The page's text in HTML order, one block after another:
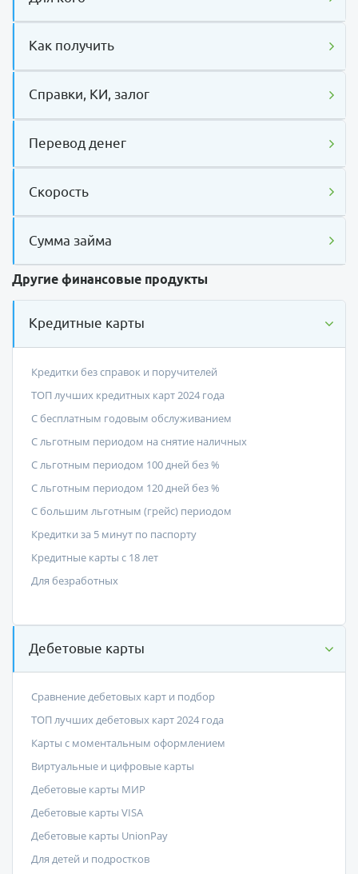
Как получить
Справки, КИ, залог
Перевод денег
Скорость
Сумма займа
Другие финансовые продукты
Кредитные карты
Кредитки без справок и поручителей
ТОП лучших кредитных карт 2024 года
С бесплатным годовым обслуживанием
С льготным периодом на снятие наличных
С льготным периодом 100 дней без %
С льготным периодом 120 дней без %
С большим льготным (грейс) периодом
Кредитки за 5 минут по паспорту
Кредитные карты с 18 лет
Для безработных
Дебетовые карты
Сравнение дебетовых карт и подбор
ТОП лучших дебетовых карт 2024 года
Карты с моментальным оформлением
Виртуальные и цифровые карты
Дебетовые карты МИР
Дебетовые карты VISA
Дебетовые карты UnionPay
Для детей и подростков